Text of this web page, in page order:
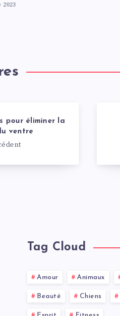
pour éliminer la
ventre
Tag Cloud
Amour Animaux
Beauté Chiens